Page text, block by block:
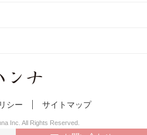
シー サイトマップ
Inc. All Rights Reserved.